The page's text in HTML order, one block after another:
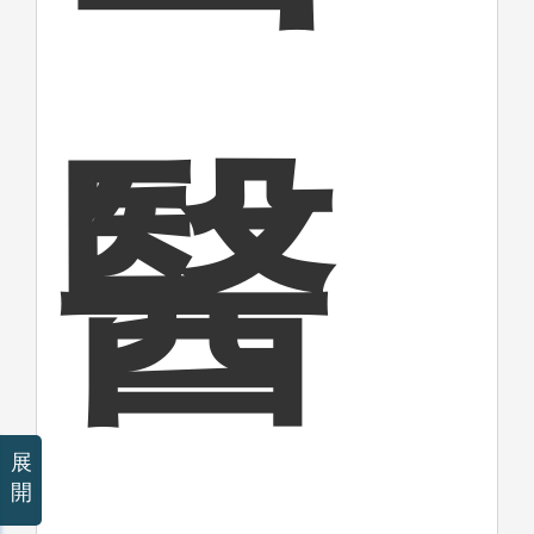
醫
展
開